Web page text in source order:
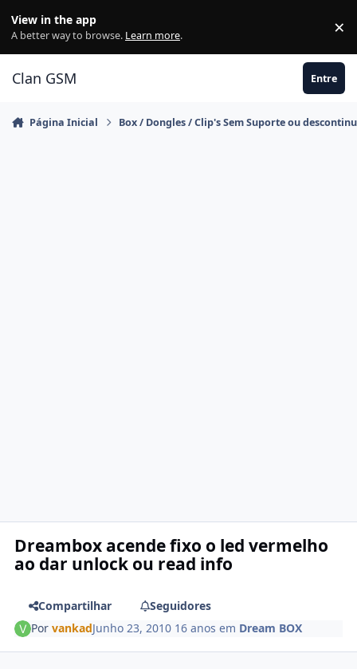
View in the app
A better way to browse. Learn more. ×
Clan GSM Entre
Página Inicial Box / Dongles / Clip's Sem Suporte ou
Dreambox acende fixo o led vermelho
ao dar unlock ou read info
Compartilhar
Seguidores
PorvankadJunho 23, 2010 16 anos em Dream BOX